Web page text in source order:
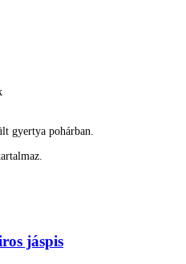
gyertya pohárban.
jáspis